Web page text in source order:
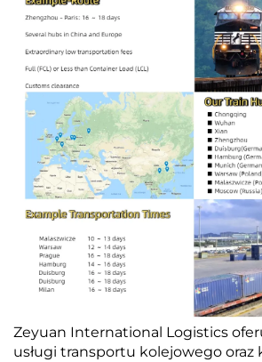
Zeyuan International Logistics
usługi transportu kolejowego